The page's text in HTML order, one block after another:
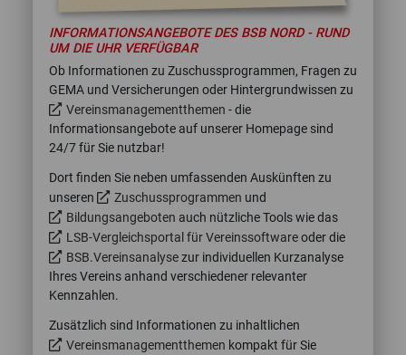
INFORMATIONSANGEBOTE DES BSB NORD - RUND
UM DIE UHR VERFÜGBAR
Ob Informationen zu Zuschussprogrammen, Fragen zu
GEMA und Versicherungen oder Hintergrundwissen zu
Vereinsmanagementthemen - die
Informationsangebote auf unserer Homepage sind
24/7 für Sie nutzbar!
Dort finden Sie neben umfassenden Auskünften zu
unseren
Zuschussprogrammen und
Bildungsangeboten auch nützliche Tools wie das
LSB-Vergleichsportal für Vereinssoftwareoder die
BSB.Vereinsanalysezur individuellen Kurzanalyse
Ihres Vereins anhand verschiedener relevanter
Kennzahlen.
Zusätzlich sind Informationen zu inhaltlichen
Vereinsmanagementthemen kompakt für Sie